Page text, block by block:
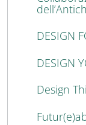
DESIGN
DESIGN
Design